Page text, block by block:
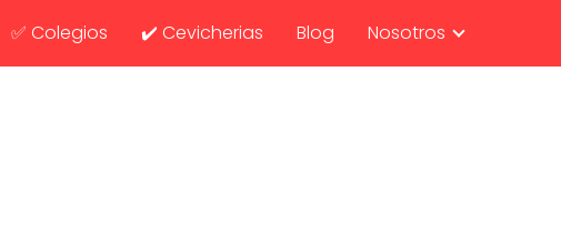
✅ Colegios ✔️ Cevicherias Blog Nosotros